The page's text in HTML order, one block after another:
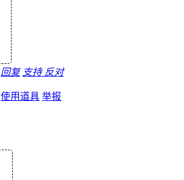
回复 支持 反对
使用道具 举报